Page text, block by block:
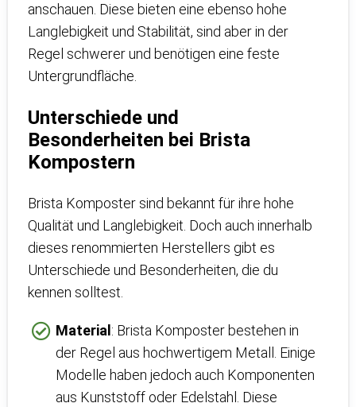
anschauen. Diese bieten eine ebenso hohe
Langlebigkeit und Stabilität, sind aber in der
Regel schwerer und benötigen eine feste
Untergrundfläche.
Unterschiede und
Besonderheiten bei Brista
Kompostern
Brista Komposter sind bekannt für ihre hohe
Qualität und Langlebigkeit. Doch auch innerhalb
dieses renommierten Herstellers gibt es
Unterschiede und Besonderheiten, die du
kennen solltest.
Material : Brista Komposter bestehen in
der Regel aus hochwertigem Metall. Einige
Modelle haben jedoch auch Komponenten
aus Kunststoff oder Edelstahl. Diese